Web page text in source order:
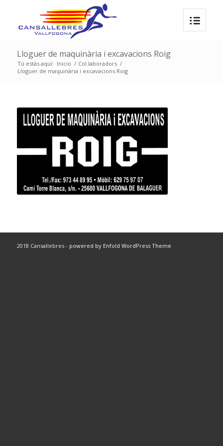
Lloguer de maquinària i excavacions Roig
Tú estás aquí: Inicio / Col.laboradors /
Lloguer de maquinària i excavacions Roig
2018 Cansallebres - powered by Enfold WordPress Theme